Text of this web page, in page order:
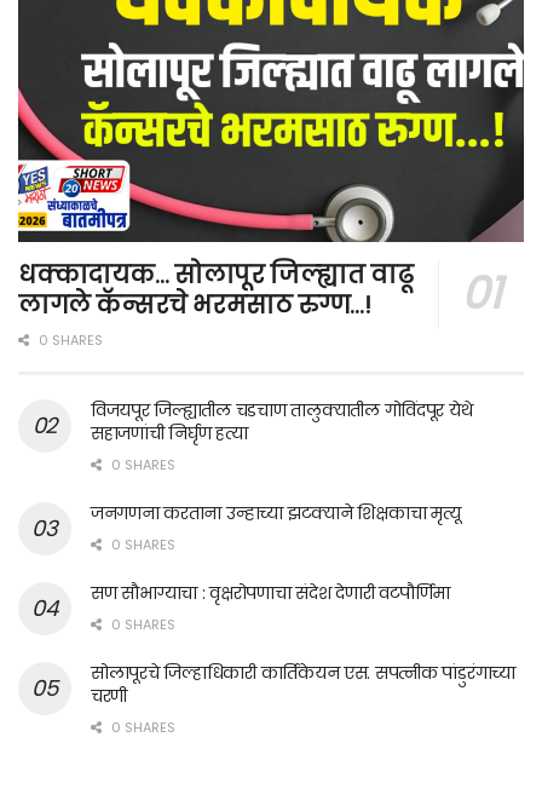
धक्कादायक… सोलापूर जिल्ह्यात वाढू
लागले कॅन्सरचे भरमसाठ रुग्ण…!
0 SHARES
विजयपूर जिल्ह्यातील चडचाण तालुक्यातील गोविंदपूर येथे
सहाजणांची निर्घृण हत्या
0 SHARES
जनगणना करताना उन्हाच्या झटक्याने शिक्षकाचा मृत्यू
0 SHARES
सण सौभाग्याचा : वृक्षरोपणाचा संदेश देणारी वटपौर्णिमा
0 SHARES
सोलापूरचे जिल्हाधिकारी कार्तिकेयन एस. सपत्नीक पांडुरंगाच्या
चरणी
0 SHARES